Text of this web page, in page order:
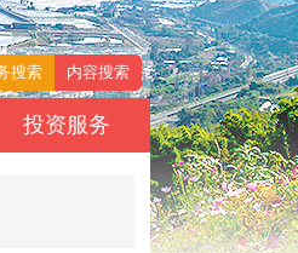
投资服务